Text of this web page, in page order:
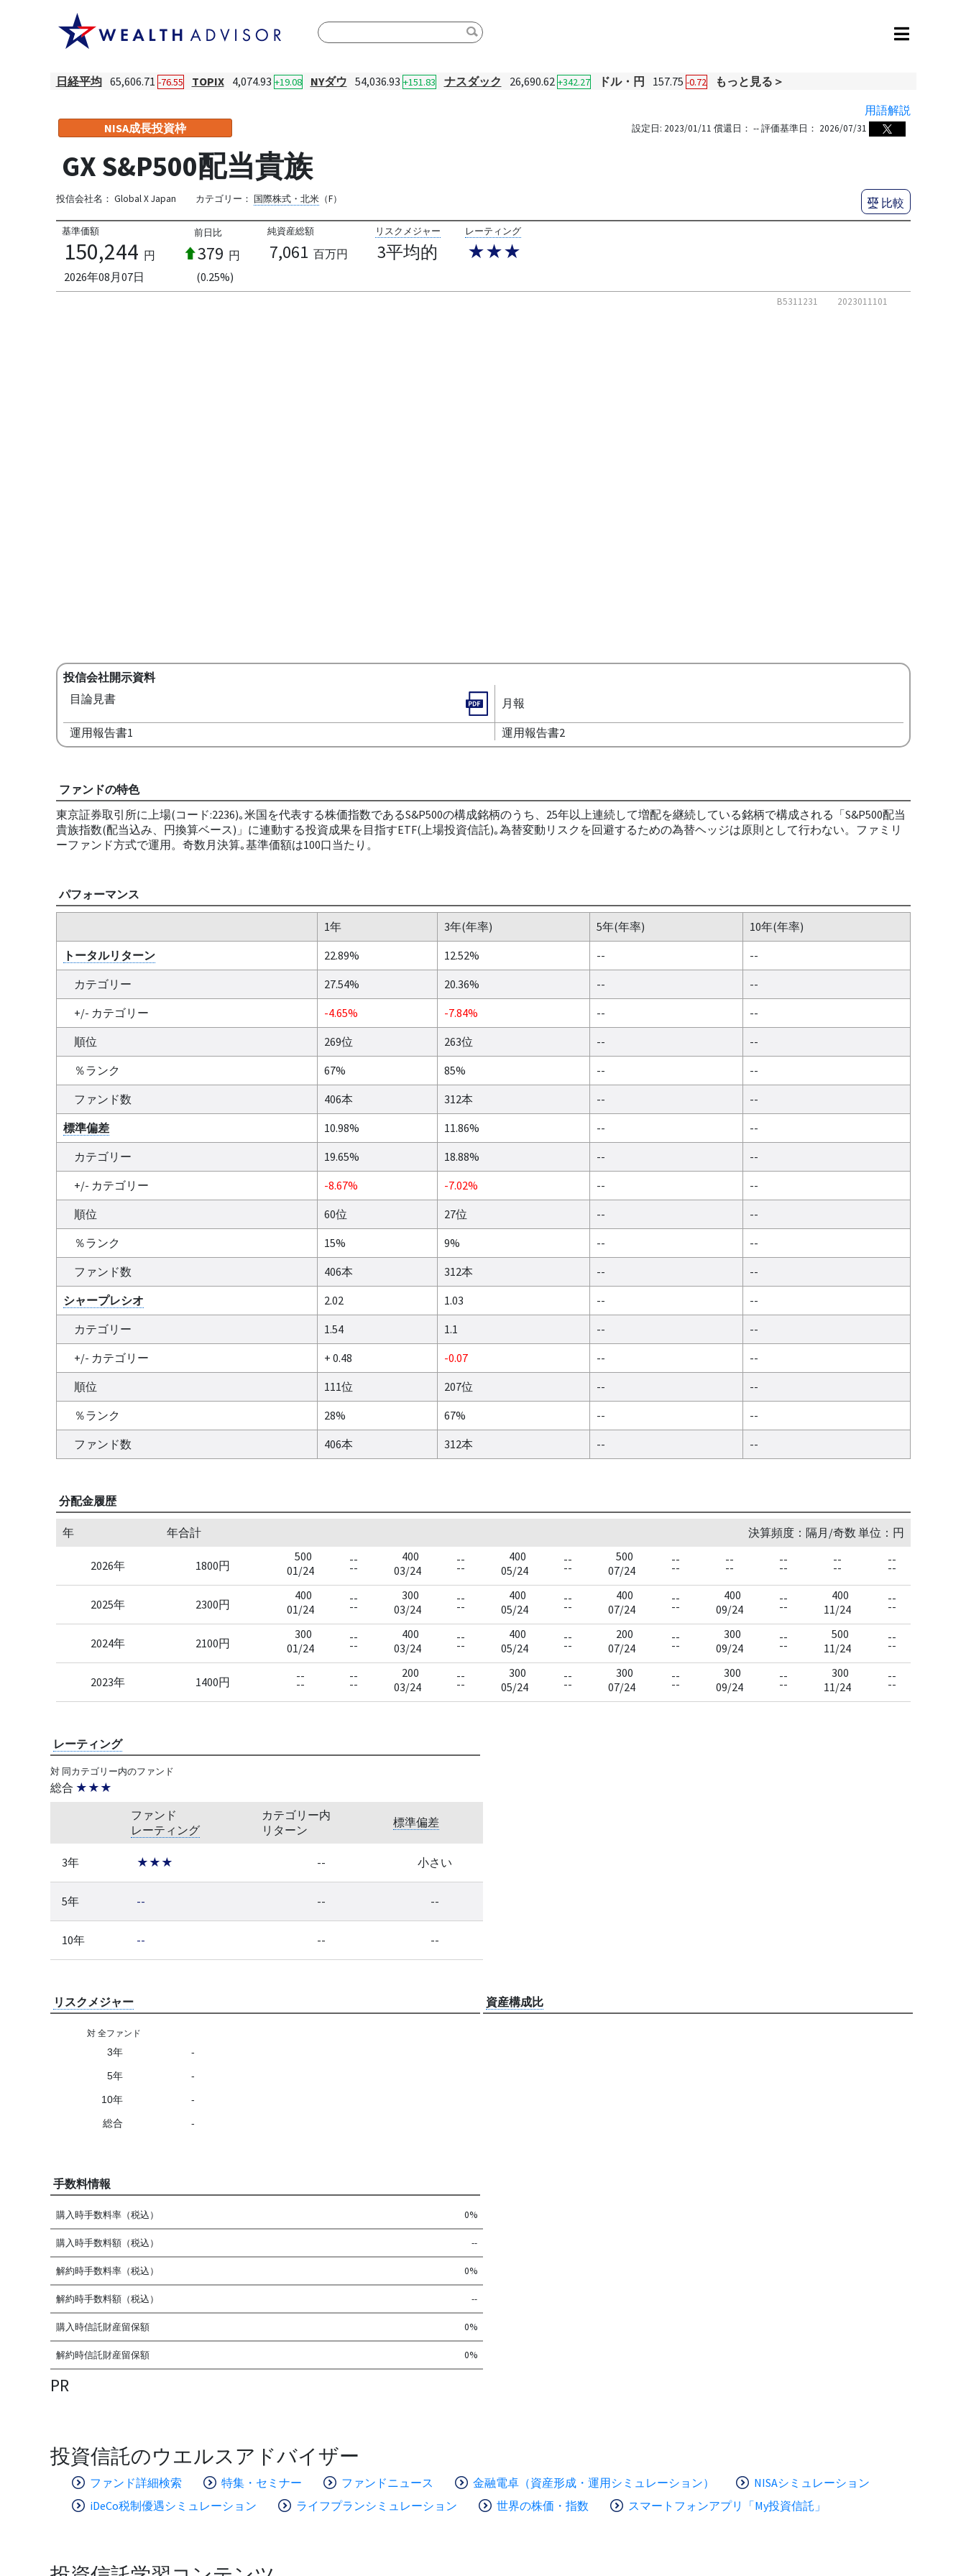
日経平均 65,606.71 -76.55 TOPIX 4,074.93 +19.08 NYダウ 54,036.93 +151.83 ナスダック 26,690.62 +342.27 ドル・円 157.75 -0.72
もっと見る＞
用語解説
NISA成長投資枠
設定日: 2023/01/11 償還日： -- 評価基準日： 2026/07/31
GX S&P500配当貴族
投信会社名： Global X Japan カテゴリー： 国際株式・北米（F） 比較
基準価額
150,244 円
2026年08月07日
前日比
379 円
(0.25%)
純資産総額
7,061 百万円
リスクメジャー
3平均的
レーティング
★★★
B5311231 2023011101
投信会社開示資料
目論見書
月報
運用報告書1 運用報告書2
ファンドの特色
東京証券取引所に上場(コード:2236)｡米国を代表する株価指数であるS&P500の構成銘柄のうち、25年以上連続して増配を継続している銘柄で構成される「S&P500配当
貴族指数(配当込み、円換算ベース)」に連動する投資成果を目指すETF(上場投資信託)｡為替変動リスクを回避するための為替ヘッジは原則として行わない。ファミリ
ーファンド方式で運用。奇数月決算｡基準価額は100口当たり。
パフォーマンス
1年 3年(年率) 5年(年率)
10年(年率)
トータルリターン
22.89% 12.52% --
--
カテゴリー
27.54% 20.36% --
--
+/- カテゴリー
-4.65% -7.84% --
--
順位
269位 263位 --
--
％ランク
67% 85% --
--
ファンド数
406本 312本 --
--
標準偏差
10.98% 11.86% --
--
カテゴリー
19.65% 18.88% --
--
+/- カテゴリー
-8.67% -7.02% --
--
順位
60位 27位 --
--
％ランク
15% 9% --
--
ファンド数
406本 312本 --
--
シャープレシオ
2.02 1.03 --
--
カテゴリー
1.54 1.1 --
--
+/- カテゴリー
+ 0.48 -0.07 --
--
順位
111位 207位 --
--
％ランク
28% 67% --
--
ファンド数
406本 312本 -- --
分配金履歴
年 年合計 決算頻度：隔月/奇数 単位：円
2026年 1800円
500
01/24
--
--
400
03/24
--
--
400
05/24
--
--
500
07/24
--
--
--
--
--
--
--
--
--
--
2025年 2300円
400
01/24
--
--
300
03/24
--
--
400
05/24
--
--
400
07/24
--
--
400
09/24
--
--
400
11/24
--
--
2024年 2100円
300
01/24
--
--
400
03/24
--
--
400
05/24
--
--
200
07/24
--
--
300
09/24
--
--
500
11/24
--
--
2023年 1400円 --
--
--
--
200
03/24
--
--
300
05/24
--
--
300
07/24
--
--
300
09/24
--
--
300
11/24
--
--
レーティング
対 同カテゴリー内のファンド
総合 ★★★
ファンド
レーティング
カテゴリー内
リターン
標準偏差
3年 ★★★ -- 小さい
5年 -- -- --
10年 -- -- --
リスクメジャー
対 全ファンド
3年 -
5年 -
10年 -
総合 -
資産構成比
手数料情報
購入時手数料率（税込） 0%
購入時手数料額（税込） --
解約時手数料率（税込） 0%
解約時手数料額（税込） --
購入時信託財産留保額 0%
解約時信託財産留保額 0%
PR
投資信託のウエルスアドバイザー
ファンド詳細検索 特集・セミナー ファンドニュース 金融電卓（資産形成・運用シミュレーション）
NISAシミュレーション
iDeCo税制優遇シミュレーション
ライフプランシミュレーション 世界の株価・指数 スマートフォンアプリ「My投資信託」